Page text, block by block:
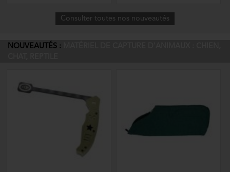
Consulter toutes nos nouveautés
NOUVEAUTÉS :